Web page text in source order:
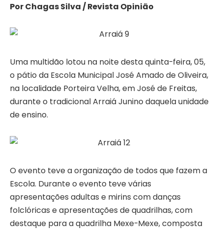
Por Chagas Silva / Revista Opinião
Uma multidão lotou na noite desta quinta-feira, 05,
o pátio da Escola Municipal José Amado de Oliveira,
na localidade Porteira Velha, em José de Freitas,
durante o tradicional Arraiá Junino daquela unidade
de ensino.
O evento teve a organização de todos que fazem a
Escola. Durante o evento teve várias
apresentações adultas e mirins com danças
folclóricas e apresentações de quadrilhas, com
destaque para a quadrilha Mexe-Mexe, composta